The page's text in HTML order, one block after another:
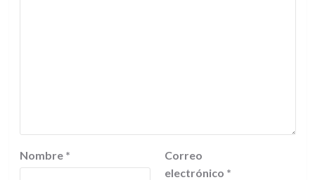
Nombre *
Correo
electrónico *